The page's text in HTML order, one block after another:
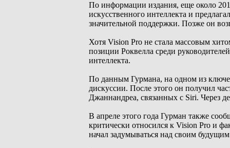
По информации издания, еще около
искусственного интеллекта и
значительной поддержки. Позже он
Хотя Vision Pro не стала массовым
позиции Роквелла среди
интеллекта.
По данным Гурмана, на одном из
дискуссии. После этого он получил
Джаннандреа, связанных с Siri. Через
В апреле этого года Гурман также
критически относился к Vision Pro и
начал задумываться над своим